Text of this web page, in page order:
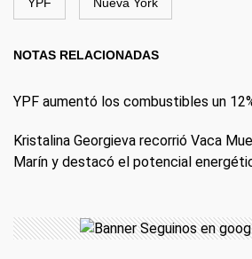
NOTAS RELACIONADAS
YPF aumentó los combustibles un
Kristalina Georgieva recorrió Vaca
Marín y destacó el potencial